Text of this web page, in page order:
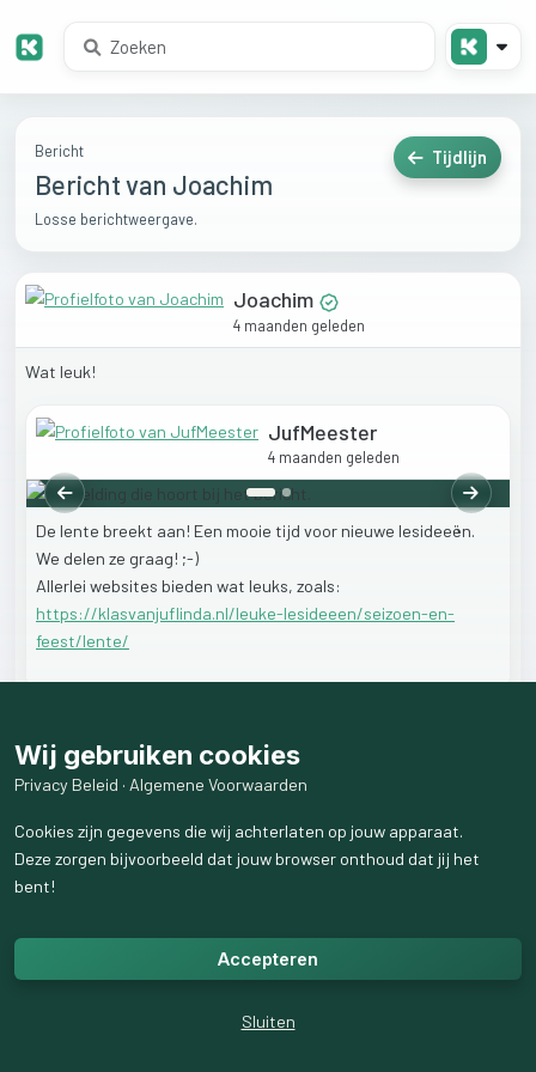
Bericht
Bericht van Joachim
Losse berichtweergave.
Tijdlijn
Joachim
4 maanden geleden
Wat leuk!
JufMeester
4 maanden geleden
Vorige
De lente breekt aan! Een mooie tijd voor nieuwe lesideeën.
We delen ze graag! ;-)
Allerlei websites bieden wat leuks, zoals:
https://klasvanjuflinda.nl/leuke-lesideeen/seizoen-en-
feest/lente/
6likes 5weergaven
Wij gebruiken cookies
Privacy Beleid · Algemene Voorwaarden
Cookies zijn gegevens die wij achterlaten op jouw apparaat.
Deze zorgen bijvoorbeeld dat jouw browser onthoud dat jij het
bent!
Accepteren
Sluiten